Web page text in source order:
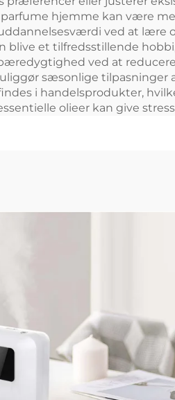
hjemme kan være
ved at lære
blive et tilfredsstillende
ved at
sæsonlige tilpasninger
i handelsprodukter,
olieer kan give